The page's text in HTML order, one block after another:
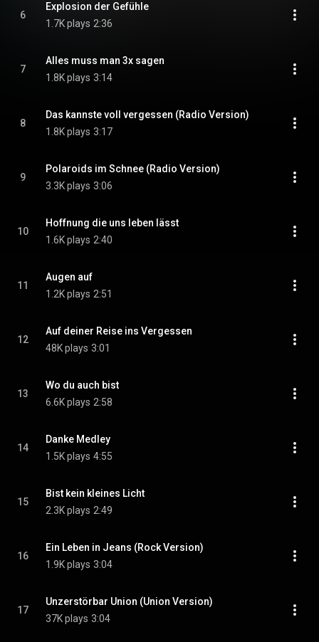
6
Explosion der Gefühle
1.7K plays 2:36
7
Alles muss man 3x sagen
1.8K plays 3:14
8
Das kannste voll vergessen (Radio Version)
1.8K plays 3:17
9
Polaroids im Schnee (Radio Version)
3.3K plays 3:06
10
Hoffnung die uns leben lässt
1.6K plays 2:40
11
Augen auf
1.2K plays 2:51
12
Auf deiner Reise ins Vergessen
48K plays 3:01
13
Wo du auch bist
6.6K plays 2:58
14
Danke Medley
1.5K plays 4:55
15
Bist kein kleines Licht
2.3K plays 2:49
16
Ein Leben in Jeans (Rock Version)
1.9K plays 3:04
17
Unzerstörbar Union (Union Version)
37K plays 3:04